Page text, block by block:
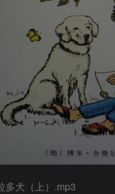
多犬（上）.mp3